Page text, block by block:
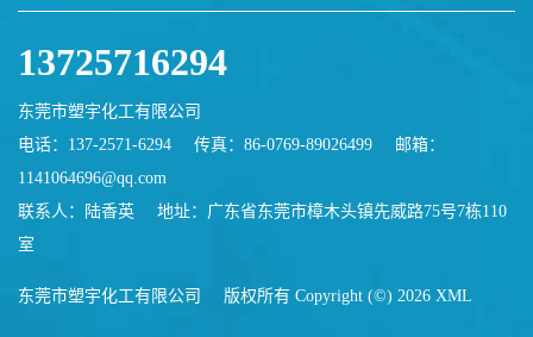
13725716294
东莞市塑宇化工有限公司
电话：137-2571-6294
传真：86-0769-89026499
邮箱：
1141064696@qq.com
联系人：陆香英
地址：广东省东莞市樟木头镇先威路75号7栋110
室
东莞市塑宇化工有限公司 版权所有 Copyright (©) 2026 XML